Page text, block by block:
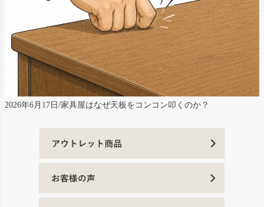
2026年6月17日/家具屋はなぜ天板をコンコン叩くのか？